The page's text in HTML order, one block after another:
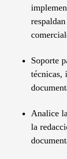
Soporte
técnicas,
Analice
la